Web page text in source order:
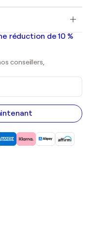
réduction de 10 %
conseillers,